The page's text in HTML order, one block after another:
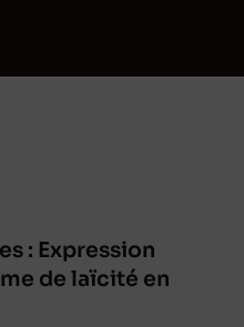
: Expression
de laïcité en